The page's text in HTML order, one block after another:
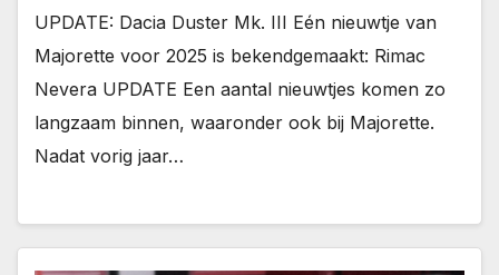
UPDATE: Dacia Duster Mk. III Eén nieuwtje van
Majorette voor 2025 is bekendgemaakt: Rimac
Nevera UPDATE Een aantal nieuwtjes komen zo
langzaam binnen, waaronder ook bij Majorette.
Nadat vorig jaar…